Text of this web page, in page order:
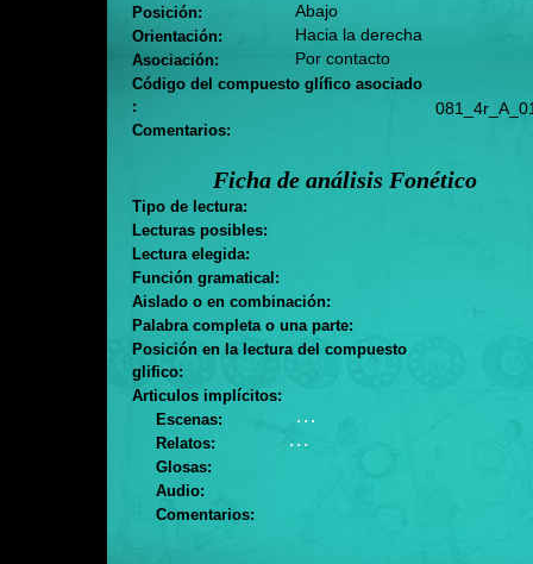
Posición: Abajo
Orientación: Hacia la derecha
Asociación: Por contacto
Código del compuesto glífico asociado
:
Comentarios:
Ficha de análisis Fonético
Tipo de lectura:
Lecturas posibles:
Lectura elegida:
Función gramatical:
Aislado o en combinación:
Palabra completa o una parte:
Posición en la lectura del compuesto
glifico:
Articulos implícitos:
Escenas:
. . .
Relatos:
. . .
Glosas:
Audio:
Comentarios: